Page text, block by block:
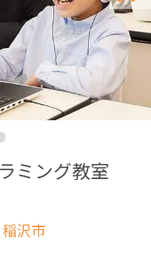
ミング教室
沢市